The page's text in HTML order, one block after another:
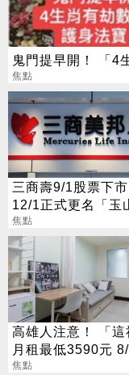
鬼門提早開！ 「4
焦點
三商壽9/1股票下市
12/1正式更名「玉
壽」
焦點
高雄人注意！ 「這
月租最低3590元 8/
放申請
焦點